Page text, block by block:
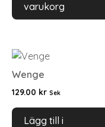
varukorg
Wenge
129.00 kr Sek
Lägg till i